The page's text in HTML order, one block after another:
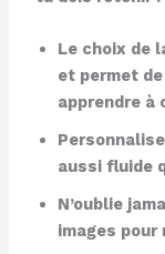
Le choix de
et permet
apprendre à
aussi fluide
N’oublie
images